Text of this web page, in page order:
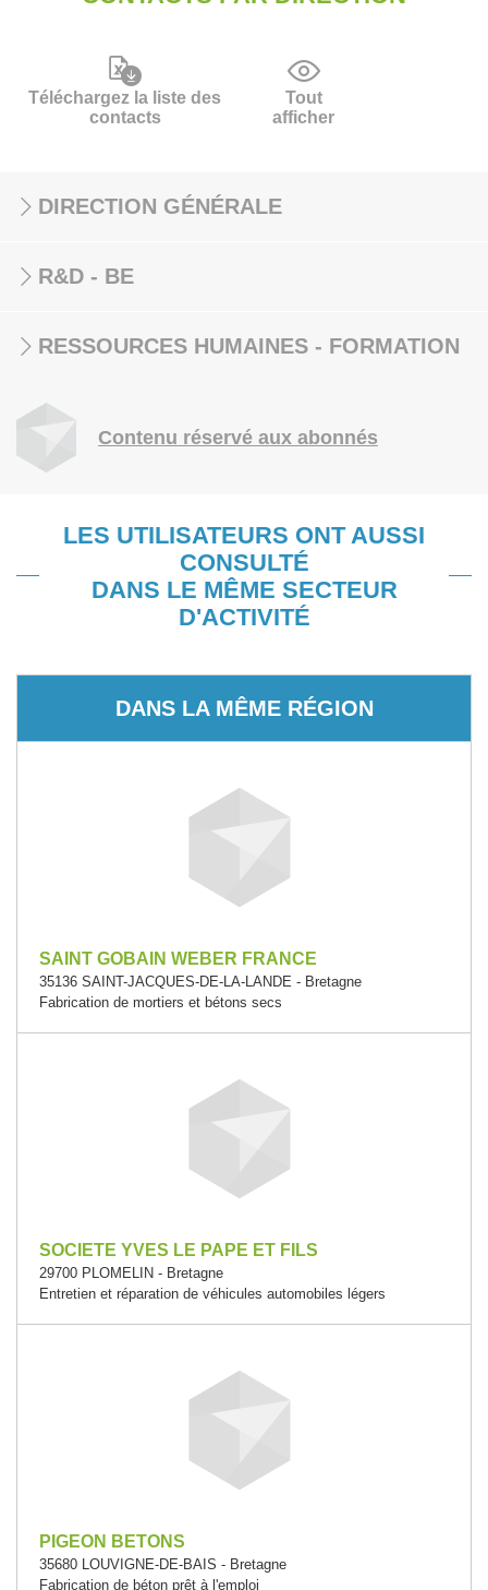
Téléchargez la liste des
contacts
Tout
afficher
DIRECTION GÉNÉRALE
R&D - BE
RESSOURCES HUMAINES - FORMATION
Contenu réservé aux abonnés
LES UTILISATEURS ONT AUSSI
CONSULTÉ
DANS LE MÊME SECTEUR
D'ACTIVITÉ
DANS LA MÊME RÉGION
SAINT GOBAIN WEBER FRANCE
35136 SAINT-JACQUES-DE-LA-LANDE - Bretagne
Fabrication de mortiers et bétons secs
SOCIETE YVES LE PAPE ET FILS
29700 PLOMELIN - Bretagne
Entretien et réparation de véhicules automobiles légers
PIGEON BETONS
35680 LOUVIGNE-DE-BAIS - Bretagne
Fabrication de béton prêt à l'emploi